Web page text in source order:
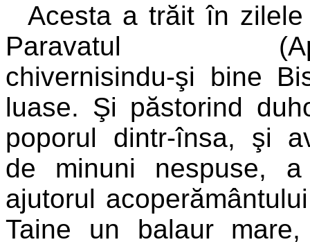
Acesta a trăit în
Paravatul
chivernisindu-şi bine
luase. Şi păstorind
poporul dintr-însa, şi
de minuni nespuse,
ajutorul
Taine un balaur